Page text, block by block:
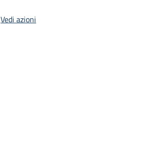
Vedi azioni